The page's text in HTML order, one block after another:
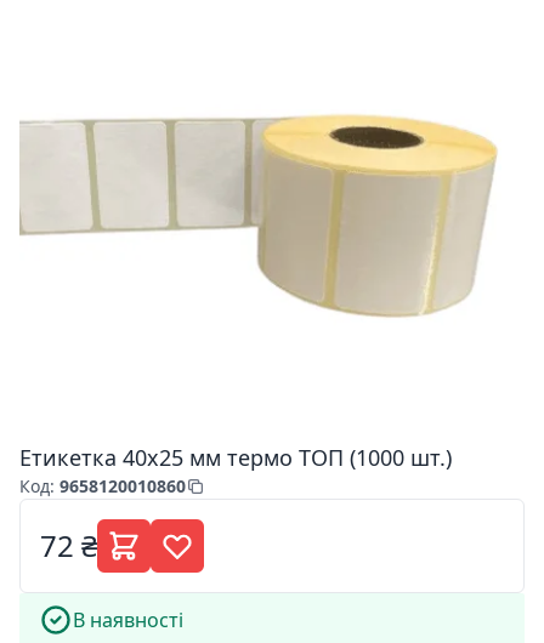
Етикетка 40х25 мм термо ТОП (1000 шт.)
Код: 9658120010860
72 ₴
В наявності